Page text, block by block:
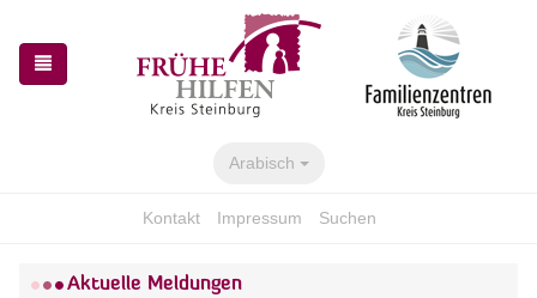
navigation
content
Arabisch
Kontakt Impressum Suchen
Aktuelle Meldungen